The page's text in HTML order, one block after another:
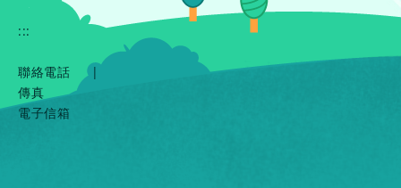
:::
聯絡電話
|
傳真
電子信箱